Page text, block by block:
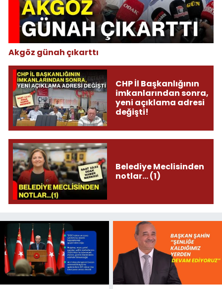
Akgöz günah çıkarttı
CHP İl Başkanlığının
imkanlarından sonra,
yeni açıklama adresi
değişti!
Belediye Meclisinden
notlar... (1)